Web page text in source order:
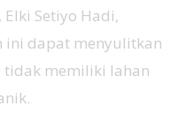
Elki Setiyo Hadi,
ini dapat menyulitkan
tidak memiliki lahan